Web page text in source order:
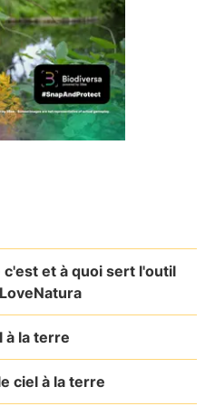
et à quoi sert l'outil
à la terre
ciel à la terre